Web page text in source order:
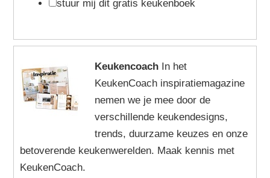
stuur mij dit gratis keukenboek
Keukencoach In het
KeukenCoach inspiratiemagazine
nemen we je mee door de
verschillende keukendesigns,
trends, duurzame keuzes en onze
betoverende keukenwerelden. Maak kennis met
KeukenCoach.